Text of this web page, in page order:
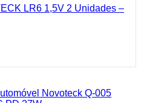
LR6 1,5V 2 Unidades –